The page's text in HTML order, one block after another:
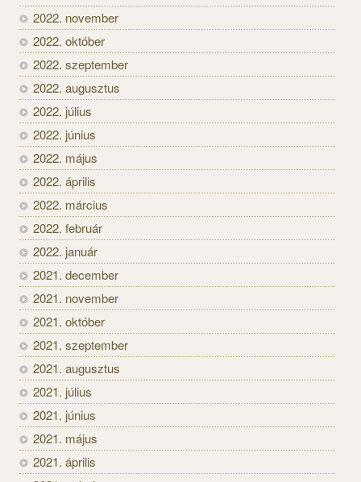
2022. november
2022. október
2022. szeptember
2022. augusztus
2022. július
2022. június
2022. május
2022. április
2022. március
2022. február
2022. január
2021. december
2021. november
2021. október
2021. szeptember
2021. augusztus
2021. július
2021. június
2021. május
2021. április